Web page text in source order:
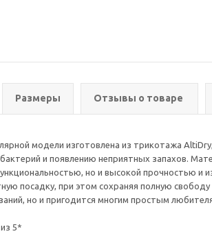
Размеры Отзывы о товаре
модели изготовлена из трикотажа
и появлению неприятных запахов.
но и высокой прочностью и
посадку, при этом сохраняя полную
но и пригодится многим простым
5*